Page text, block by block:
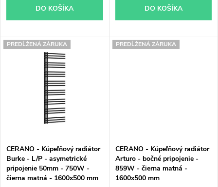
t
o
t
o
DO KOŠÍKA DO KOŠÍKA
PREDĹŽENÁ ZÁRUKA
CERANO - Kúpeľňový radiátor
Burke - L/P - asymetrické
pripojenie 50mm - 750W -
čierna matná - 1600x500 mm
PREDĹŽENÁ ZÁRUKA
CERANO - Kúpeľňový radiátor
Arturo - bočné pripojenie -
859W - čierna matná -
1600x500 mm